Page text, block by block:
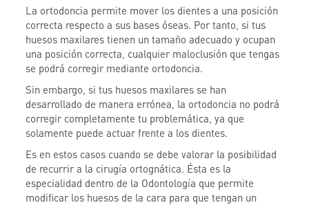
La ortodoncia permite mover los dientes a una posición
correcta respecto a sus bases óseas. Por tanto, si tus
huesos maxilares tienen un tamaño adecuado y ocupan
una posición correcta, cualquier maloclusión que tengas
se podrá corregir mediante ortodoncia.
Sin embargo, si tus huesos maxilares se han
desarrollado de manera errónea, la ortodoncia no podrá
corregir completamente tu problemática, ya que
solamente puede actuar frente a los dientes.
Es en estos casos cuando se debe valorar la posibilidad
de recurrir a la cirugía ortognática. Ésta es la
especialidad dentro de la Odontología que permite
modificar los huesos de la cara para que tengan un